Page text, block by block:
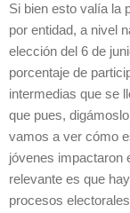
Si bien esto valía la
por entidad, a nivel
elección del 6 de
porcentaje de
intermedias que se
que pues,
vamos a ver cómo
jóvenes impactaron
relevante es que
procesos